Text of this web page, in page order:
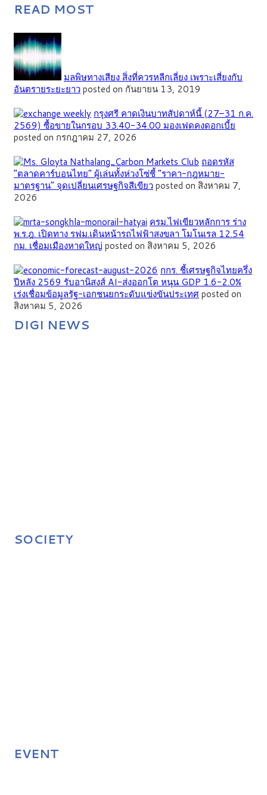
READ MOST
มลพิษทางเสียง สิ่งที่ควรหลีกเลี่ยง เพราะเสี่ยงกับ
อันตรายระยะยาวposted on กันยายน 13, 2019
กรุงศรี คาดเงินบาทสัปดาห์นี้ (27–31 ก.ค.
2569) ซื้อขายในกรอบ 33.40-34.00 มองเฟดคงดอกเบี้ย
posted on กรกฎาคม 27, 2026
ถอดรหัส
“ตลาดคาร์บอนไทย” ผู้เล่นทั้งห่วงโซ่ชี้ “ราคา-กฎหมาย-
มาตรฐาน” จุดเปลี่ยนเศรษฐกิจสีเขียวposted on สิงหาคม 7,
2026
ครม.ไฟเขียวหลักการ ร่าง
พ.ร.ฎ. เปิดทาง รฟม.เดินหน้ารถไฟฟ้าสงขลา โมโนเรล 12.54
กม. เชื่อมเมืองหาดใหญ่ posted on สิงหาคม 5, 2026
กกร. ชี้เศรษฐกิจไทยครึ่ง
ปีหลัง 2569 รับอานิสงส์ AI-ส่งออกโต หนุน GDP 1.6-2.0%
เร่งเชื่อมข้อมูลรัฐ-เอกชนยกระดับแข่งขันประเทศposted on
สิงหาคม 5, 2026
DIGI NEWS
SOCIETY
EVENT